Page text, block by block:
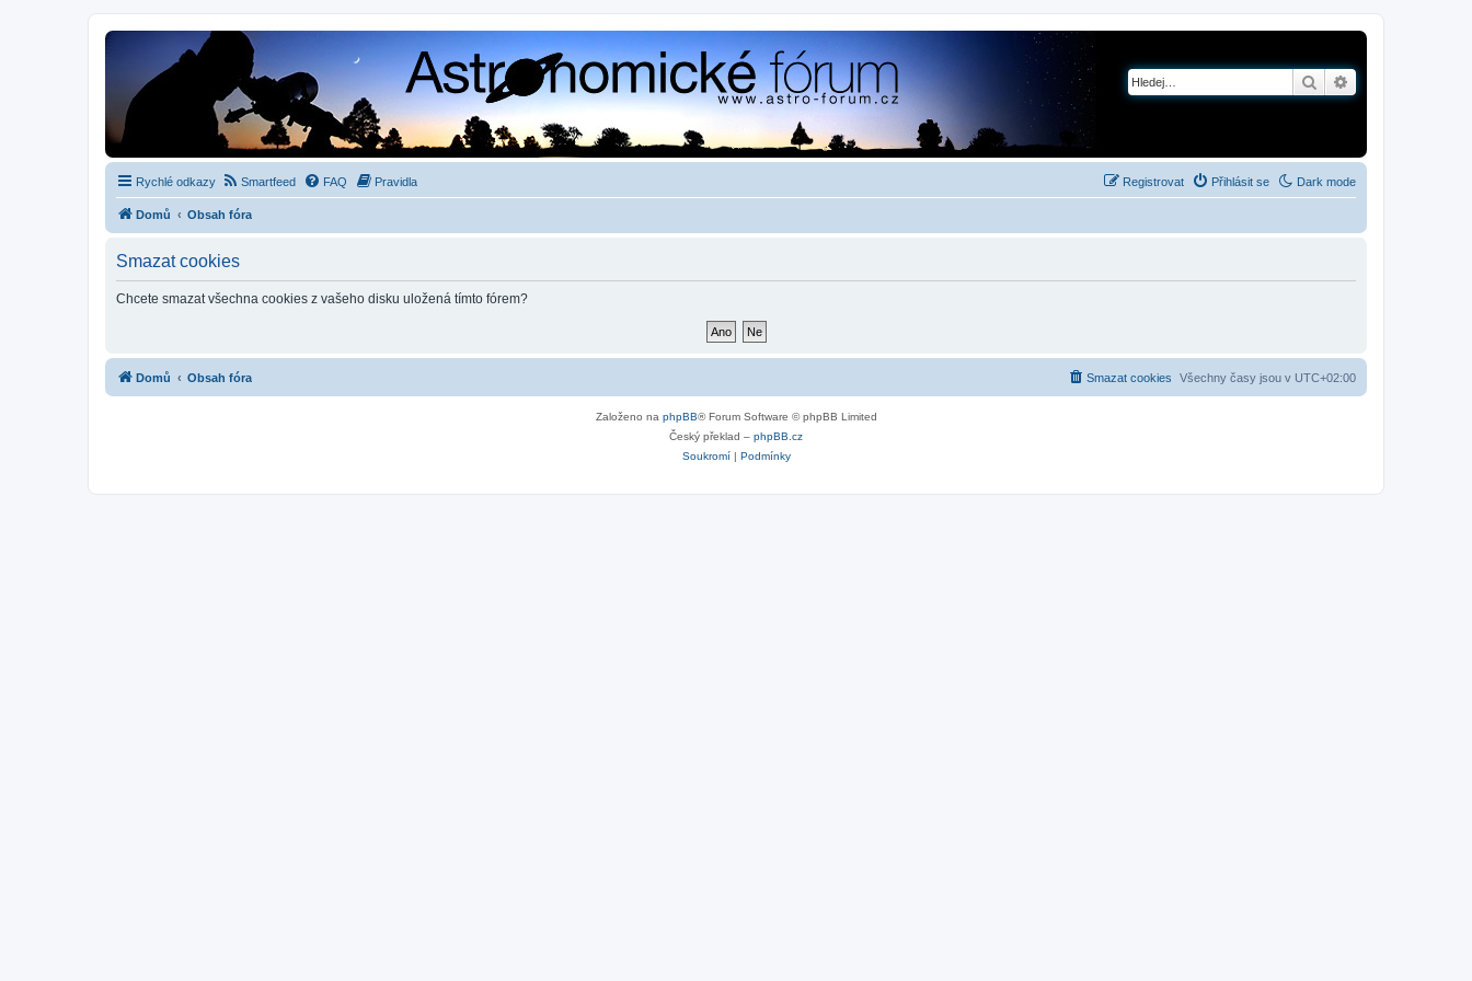
Hledat
Rychlé odkazy Dark mode
Smartfeed FAQ Pravidla Přihlásit se
Registrovat
Domů Obsah fóra
Smazat cookies
Chcete smazat všechna cookies z vašeho disku uložená tímto fórem?
Domů Obsah fóra Všechny časy jsou v UTC+02:00
Smazat cookies
Založeno na phpBB® Forum Software © phpBB Limited
Český překlad – phpBB.cz
Soukromí| Podmínky